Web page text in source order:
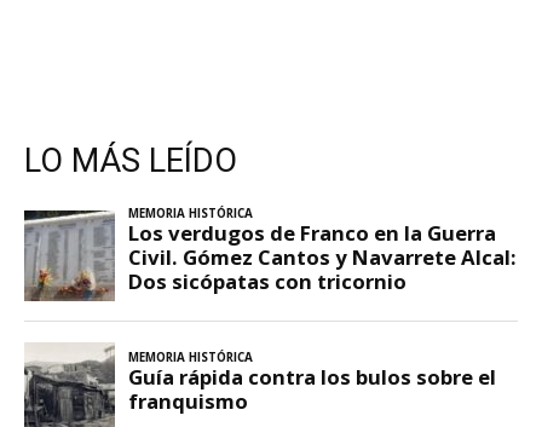
LO MÁS LEÍDO